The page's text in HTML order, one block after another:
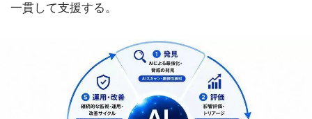
一貫して支援する。